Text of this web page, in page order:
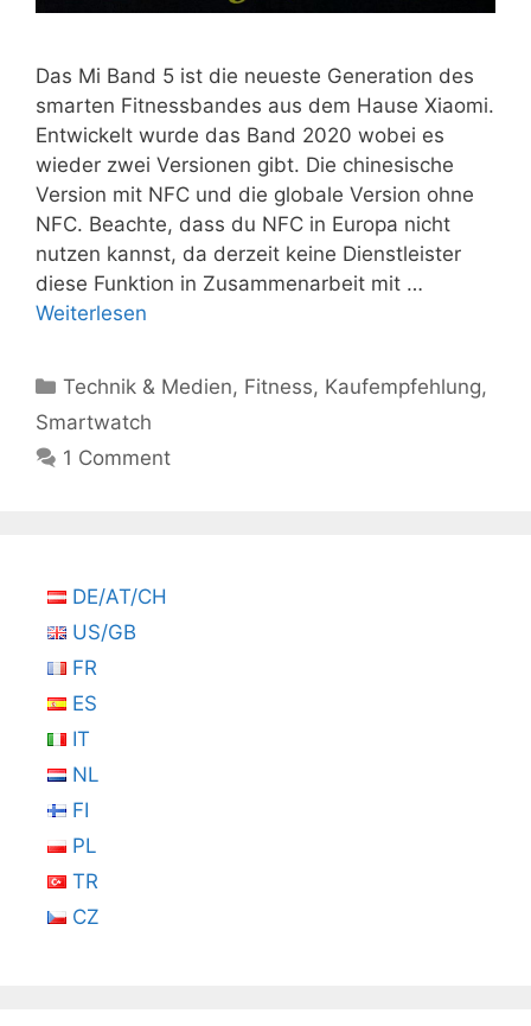
Das Mi Band 5 ist die neueste Generation des
smarten Fitnessbandes aus dem Hause Xiaomi.
Entwickelt wurde das Band 2020 wobei es
wieder zwei Versionen gibt. Die chinesische
Version mit NFC und die globale Version ohne
NFC. Beachte, dass du NFC in Europa nicht
nutzen kannst, da derzeit keine Dienstleister
diese Funktion in Zusammenarbeit mit …
Weiterlesen
Kategorien
Technik & Medien, Fitness, Kaufempfehlung,
Smartwatch
1 Comment
DE/AT/CH
US/GB
FR
ES
IT
NL
FI
PL
TR
CZ